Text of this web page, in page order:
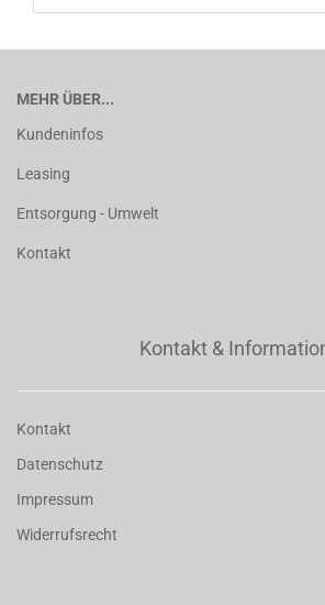
MEHR ÜBER...
Kundeninfos
Leasing
Entsorgung - Umwelt
Kontakt
Kontakt &
Kontakt
Datenschutz
Impressum
Widerrufsrecht